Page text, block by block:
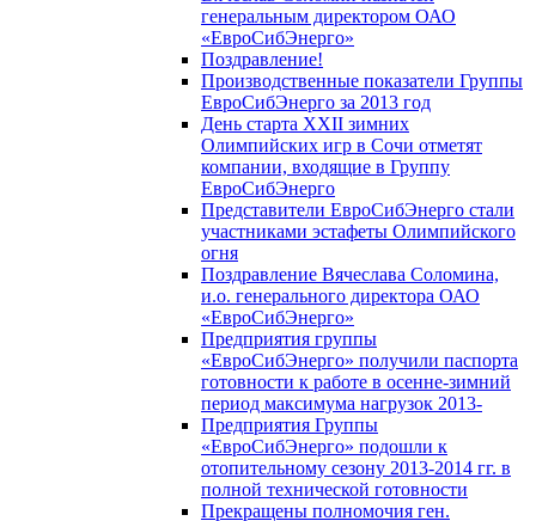
генеральным директором ОАО
«ЕвроСибЭнерго»
Поздравление!
Производственные показатели Группы
ЕвроСибЭнерго за 2013 год
День старта XXII зимних
Олимпийских игр в Сочи отметят
компании, входящие в Группу
ЕвроСибЭнерго
Представители ЕвроСибЭнерго стали
участниками эстафеты Олимпийского
огня
Поздравление Вячеслава Соломина,
и.о. генерального директора ОАО
«ЕвроСибЭнерго»
Предприятия группы
«ЕвроСибЭнерго» получили паспорта
готовности к работе в осенне-зимний
период максимума нагрузок 2013-
Предприятия Группы
«ЕвроСибЭнерго» подошли к
отопительному сезону 2013-2014 гг. в
полной технической готовности
Прекращены полномочия ген.